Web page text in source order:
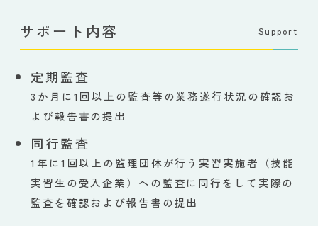
サポート内容 Support
定期監査
3か月に1回以上の監査等の業務遂行状況の確認お
よび報告書の提出
同行監査
1年に1回以上の監理団体が行う実習実施者（技能
実習生の受入企業）への監査に同行をして実際の
監査を確認および報告書の提出